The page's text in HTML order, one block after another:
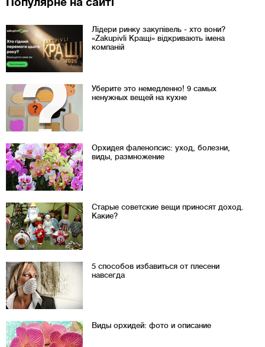
Лідери ринку закупівель - хто вони?
«Zakupivli Кращі» відкривають імена
компаній
Уберите это немедленно! 9 самых
ненужных вещей на кухне
Орхидея фаленопсис: уход, болезни,
виды, размножение
Старые советские вещи приносят доход.
Какие?
5 способов избавиться от плесени
навсегда
Виды орхидей: фото и описание